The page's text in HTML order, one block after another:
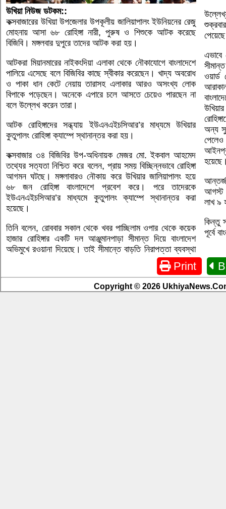
উখিয়া নিউজ ডটকম::
কক্সবাজারের উখিয়া উপজেলার উপকূলীয় জালিয়াপালং ইউনিয়নের রেজু
মোহনায় আসা ৬৮ রোহিঙ্গা নারী, পুরুষ ও শিশুকে আটক করেছে
বিজিবি। মঙ্গলবার দুপুরে তাদের আটক করা হয়।
আটকরা মিয়ানমারের নাইকংদিয়া এলাকা থেকে নৌকাযোগে বাংলাদেশে
পালিয়ে এসেছে বলে বিজিবির কাছে স্বীকার করেছেন। খাদ্য অবরোধ
ও পাকা ধান কেটে নেয়ায় তারাসহ এলাকার আরও অসংখ্য লোক
বিপাকে পড়েছেন। অনেকে এপারে চলে আসতে চেয়েও পারছেন না
বলে উল্লেখ করেন তারা।
আটক রোহিঙ্গাদের সন্ধ্যায় ইউএনএইচসিআর’র মাধ্যমে উখিয়ার
কুতুপালং রোহিঙ্গা ক্যাম্পে স্থানান্তর করা হয়।
কক্সবাজার ৩৪ বিজিবির উপ-অধিনায়ক মেজর মো. ইকবাল আহমেদ
তথ্যের সত্যতা নিশ্চিত করে বলেন, প্রায় সময় বিচ্ছিন্নভাবে রোহিঙ্গা
আগমন ঘটছে। মঙ্গলাবারও নৌকায় করে উখিয়ার জালিয়াপালং হয়ে
৬৮ জন রোহিঙ্গা বাংলাদেশে প্রবেশ করে। পরে তাদেরকে
ইউএনএইচসিআর’র মাধ্যমে কুতুপালং ক্যাম্পে স্থানান্তর করা
হয়েছে।
তিনি বলেন, রোববার সকাল থেকে খবর পাচ্ছিলাম ওপার থেকে কয়েক
হাজার রোহিঙ্গার একটি দল আঞ্জুমানপাড়া সীমান্ত দিয়ে বাংলাদেশ
অভিমুখে রওয়ানা দিয়েছে। তাই সীমান্তে বাড়তি নিরাপত্তা ব্যবস্থা
এভাবে
অন্য
আগস্ট
লাখ ৯
কিন্তু
পূর্বে
Print
Copyright © 2026